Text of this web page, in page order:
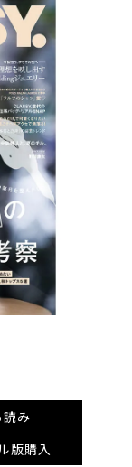
み
版購入